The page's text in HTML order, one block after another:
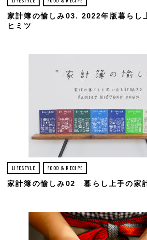
家計簿の愉しみ03. 2022年版暮らし
ヒミツ
LIFESTYLE FOOD & RECIPE
家計簿の愉しみ02 暮らし上手の家